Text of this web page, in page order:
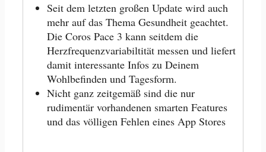
Seit dem letzten großen Update wird auch
mehr auf das Thema Gesundheit geachtet.
Die Coros Pace 3 kann seitdem die
Herzfrequenzvariabiltität messen und liefert
damit interessante Infos zu Deinem
Wohlbefinden und Tagesform.
Nicht ganz zeitgemäß sind die nur
rudimentär vorhandenen smarten Features
und das völligen Fehlen eines App Stores